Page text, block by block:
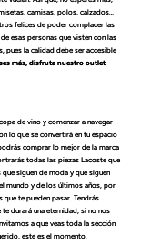
camisas, polos, calzados…
felices de poder complacer las
esas personas que visten con las
pues la calidad debe ser accesible
más, disfruta nuestro outlet
de vino y comenzar a navegar
lo que se convertirá en tu espacio
comprar lo mejor de la marca
todas las piezas Lacoste que
siguen de moda y que siguen
mundo y de los últimos años, por
te pueden pasar. Tendrás
durará una eternidad, si no nos
a que veas toda la sección
este es el momento.